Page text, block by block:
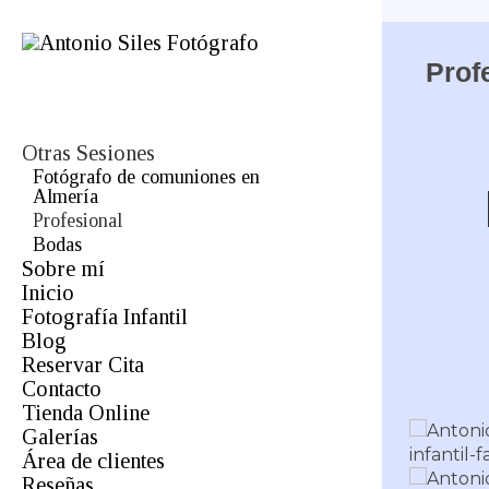
Otras Sesiones
Fotógrafo de comuniones en
Almería
Profesional
Bodas
Sobre mí
Inicio
Fotografía Infantil
Blog
Infantil
Comuniones
Mascotas
Orlas
Boda
Estudio
Reservar Cita
Contacto
Tienda Online
Galerías
Fotógrafo de Bodas en Almería
Estudio
Área de clientes